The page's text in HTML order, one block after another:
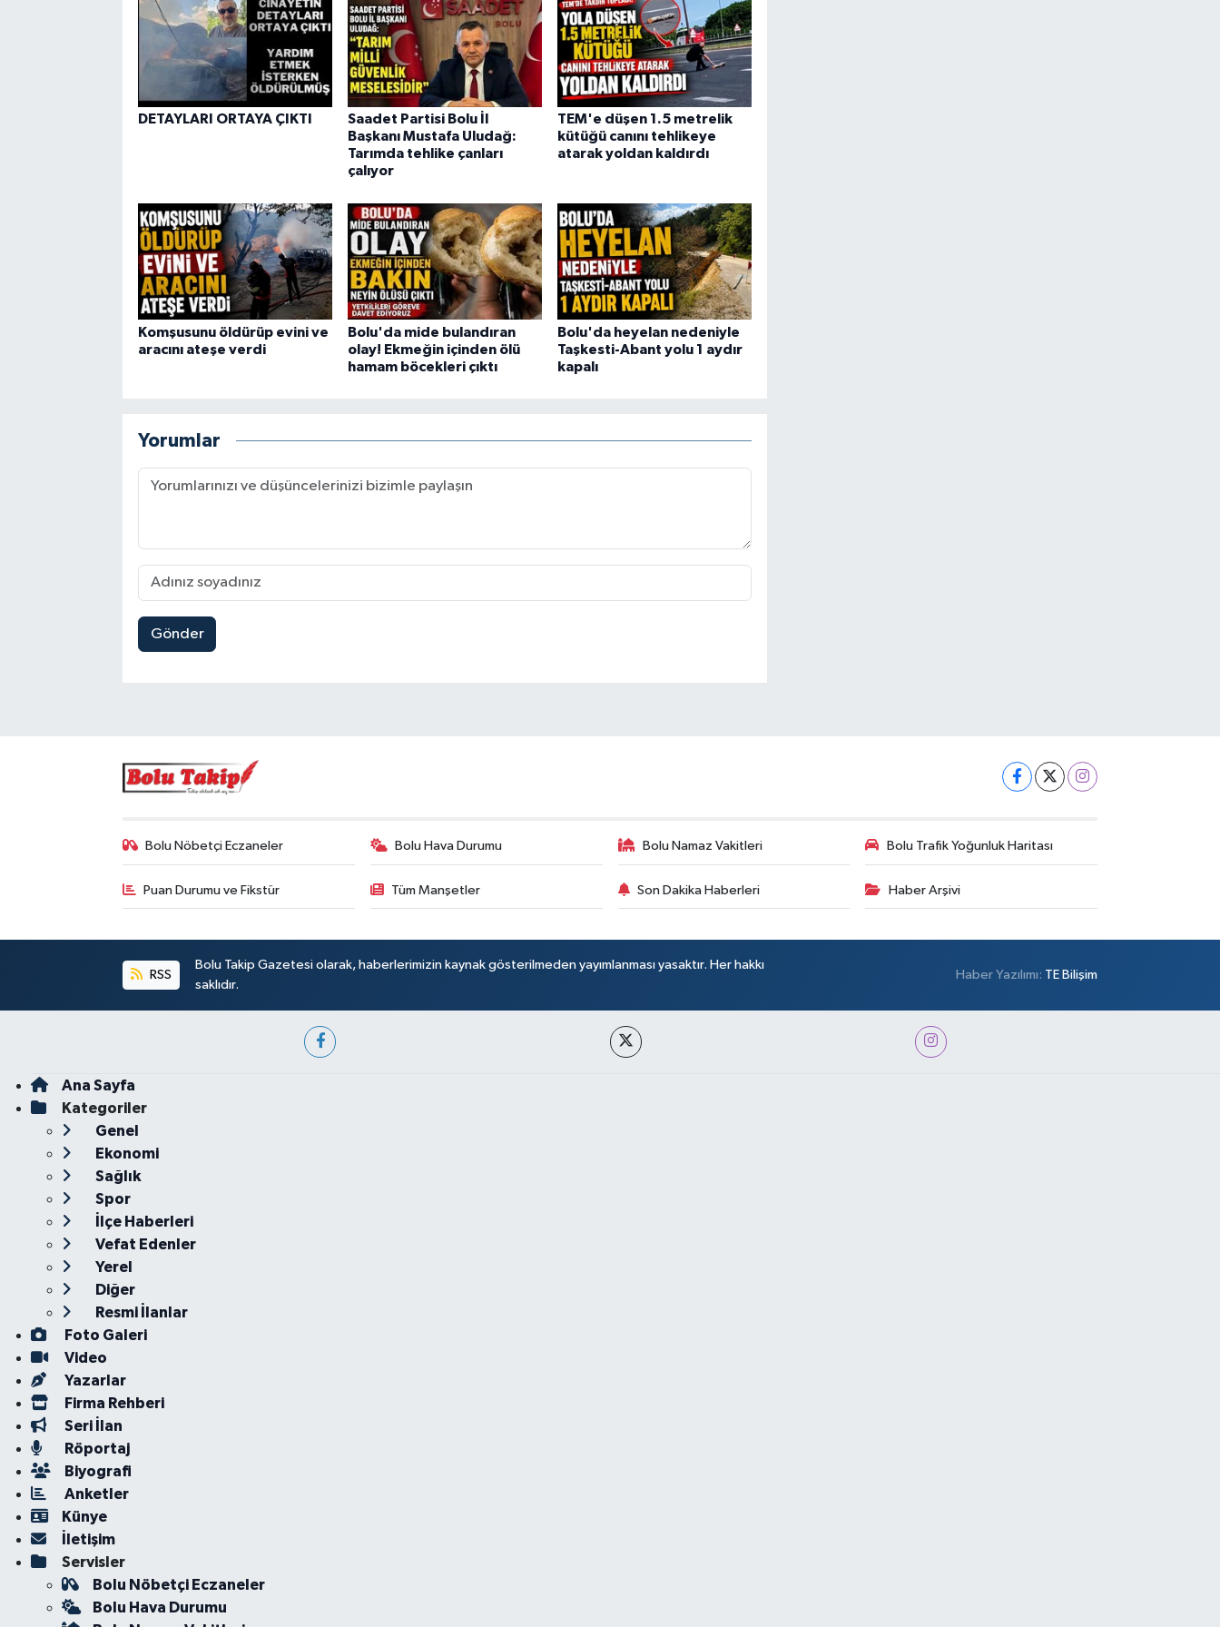
DETAYLARI ORTAYA ÇIKTI
Saadet Partisi Bolu İl
Başkanı Mustafa Uludağ:
Tarımda tehlike çanları
çalıyor
TEM'e düşen 1.5 metrelik
kütüğü canını tehlikeye
atarak yoldan kaldırdı
Komşusunu öldürüp evini ve
aracını ateşe verdi
Bolu'da mide bulandıran
olay! Ekmeğin içinden ölü
hamam böcekleri çıktı
Bolu'da heyelan nedeniyle
Taşkesti-Abant yolu 1 aydır
kapalı
Yorumlar
Gönder
Bolu Nöbetçi Eczaneler Bolu Hava Durumu Bolu Namaz Vakitleri Bolu Trafik Yoğunluk Haritası
Puan Durumu ve Fikstür Tüm Manşetler Son Dakika Haberleri Haber Arşivi
RSS
Bolu Takip Gazetesi olarak, haberlerimizin kaynak gösterilmeden yayımlanması yasaktır. Her hakkı
saklıdır.
Haber Yazılımı: TE Bilişim
Ana Sayfa
Kategoriler
Genel
Ekonomi
Sağlık
Spor
İlçe Haberleri
Vefat Edenler
Yerel
Diğer
Resmi İlanlar
Foto Galeri
Video
Yazarlar
Firma Rehberi
Seri İlan
Röportaj
Biyografi
Anketler
Künye
İletişim
Servisler
Bolu Nöbetçi Eczaneler
Bolu Hava Durumu